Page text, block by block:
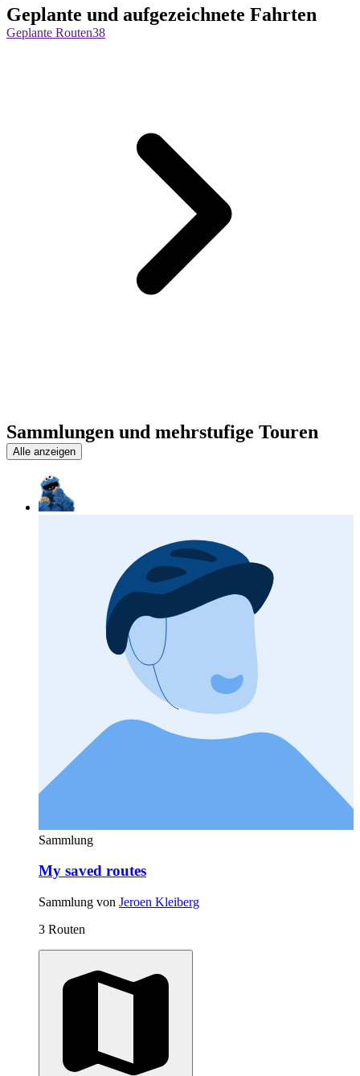
Geplante und aufgezeichnete Fahrten
Geplante Routen38
Sammlungen und mehrstufige Touren
Alle anzeigen
Sammlung
My saved routes
Sammlung von Jeroen Kleiberg
3 Routen